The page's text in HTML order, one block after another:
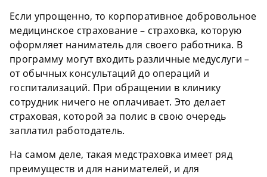
Если упрощенно, то корпоративное добровольное
медицинское страхование – страховка, которую
оформляет наниматель для своего работника. В
программу могут входить различные медуслуги –
от обычных консультаций до операций и
госпитализаций. При обращении в клинику
сотрудник ничего не оплачивает. Это делает
страховая, которой за полис в свою очередь
заплатил работодатель.
На самом деле, такая медстраховка имеет ряд
преимуществ и для нанимателей, и для